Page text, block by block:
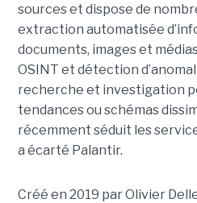
sources et dispose de
extraction automatisée
documents, images et
OSINT et détection
recherche et investigation
tendances ou schémas
récemment séduit les
a écarté Palantir.
Créé en 2019 par Olivier